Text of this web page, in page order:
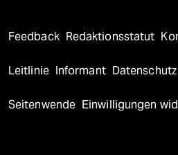
Feedback Redaktionsstatut
Leitlinie Informant Datenschutz
Seitenwende Einwilligungen